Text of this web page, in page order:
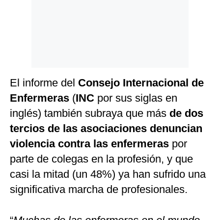
El informe del Consejo Internacional de
Enfermeras (INC por sus siglas en
inglés) también subraya que más de dos
tercios de las asociaciones denuncian
violencia contra las enfermeras por
parte de colegas en la profesión, y que
casi la mitad (un 48%) ya han sufrido una
significativa marcha de profesionales.